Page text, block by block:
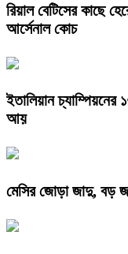
রিয়াল বেটিসের কাছে
আর্সেনাল কোচ
ইতালিয়ান
আয়
মেসির জোড়া জাদু, বড়